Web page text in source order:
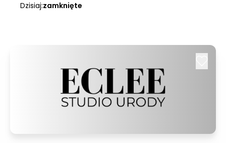
Dzisiaj:zamknięte